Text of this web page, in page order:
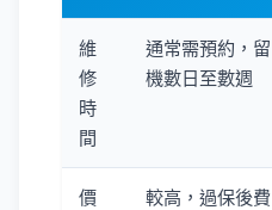
維
修
時
間
通常需預約，留
機數日至數週
價
較高，過保後費